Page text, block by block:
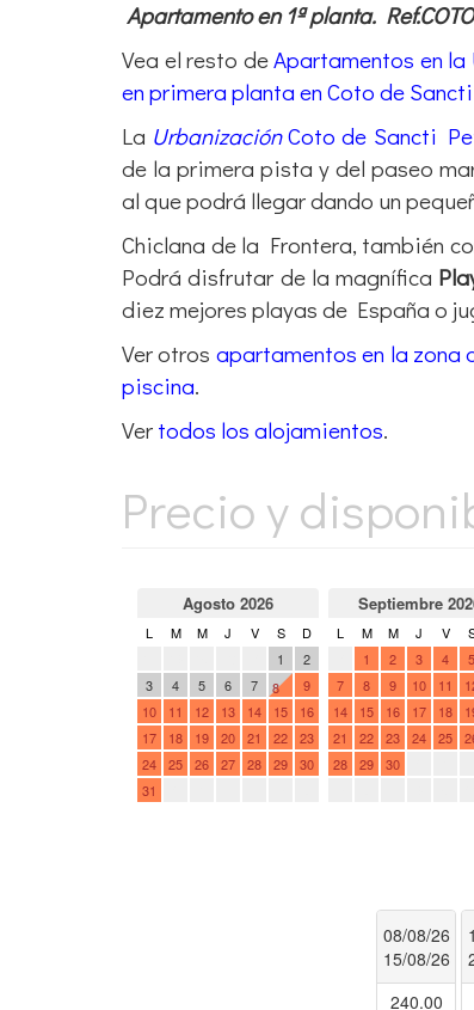
Apartamento en 1ª planta.
Vea el resto deApartamentos en
en primera planta en Coto de
La UrbanizaciónCoto de Sancti
de la primera pista y del paseo
al que podrá llegar dando un
Chiclana de la Frontera, también
Podrá disfrutar de la magnífica
diez mejores playas de España o
Ver otros apartamentos en la zona
piscina.
Ver todos los alojamientos.
Precio y
08/08/26
15/08/26
240.00